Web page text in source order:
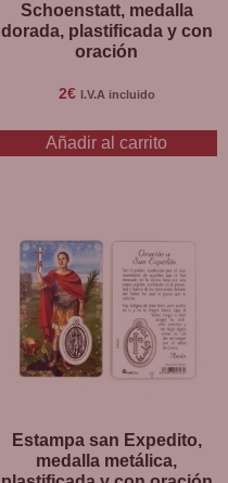
Schoenstatt, medalla
dorada, plastificada y con
oración
2€ I.V.A incluido
Añadir al carrito
Estampa san Expedito,
medalla metálica,